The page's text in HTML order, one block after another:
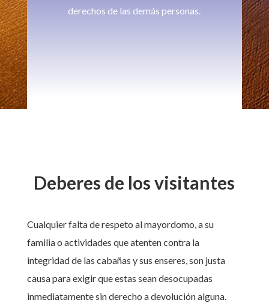
derechos de las demás personas.
Deberes de los visitantes
Cualquier falta de respeto al mayordomo, a su
familia o actividades que atenten contra la
integridad de las cabañas y sus enseres, son justa
causa para exigir que estas sean desocupadas
inmediatamente sin derecho a devolución alguna.